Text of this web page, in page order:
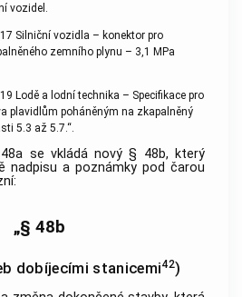
vozidel.
Silniční vozidla – konektor pro
zemního plynu – 3,1 MPa
Lodě a lodní technika – Specifikace pro
plavidlům poháněným na zkapalněný
5.3 až 5.7.“.
se vkládá nový § 48b, který
nadpisu a poznámky pod čarou
„§ 48b
dobíjecími stanicemi42)